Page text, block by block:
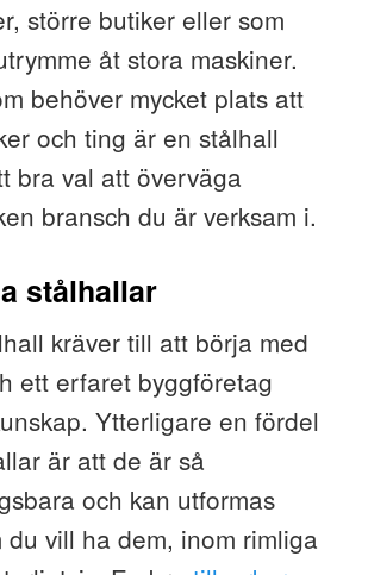
större butiker eller som
åt stora maskiner.
behöver mycket plats att
och ting är en stålhall
bra val att överväga
bransch du är verksam i.
stålhallar
kräver till att börja med
ett erfaret byggföretag
Ytterligare en fördel
är att de är så
och kan utformas
du vill ha dem, inom rimliga